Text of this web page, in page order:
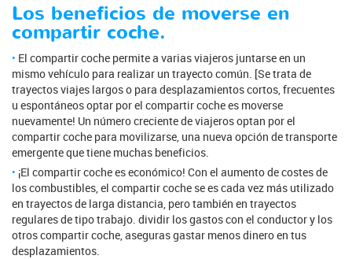
Los beneficios de moverse en
compartir coche.
El compartir coche permite a varias viajeros juntarse en un
mismo vehículo para realizar un trayecto común. [Se trata de
trayectos viajes largos o para desplazamientos cortos, frecuentes
u espontáneos optar por el compartir coche es moverse
nuevamente! Un número creciente de viajeros optan por el
compartir coche para movilizarse, una nueva opción de transporte
emergente que tiene muchas beneficios.
¡El compartir coche es económico! Con el aumento de costes de
los combustibles, el compartir coche se es cada vez más utilizado
en trayectos de larga distancia, pero también en trayectos
regulares de tipo trabajo. dividir los gastos con el conductor y los
otros compartir coche, aseguras gastar menos dinero en tus
desplazamientos.